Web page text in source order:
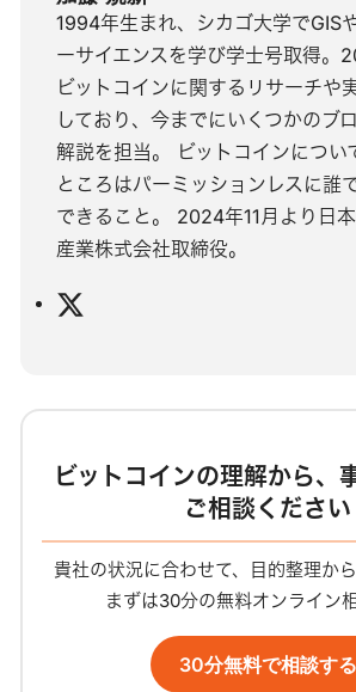
1994年生まれ、シカゴ大学でGIS
ーサイエンスを学び学士号取得。
ビットコインに関するリサーチや
しており、今までにいくつかのブ
解説を担当。 ビットコインについ
ところはパーミッションレスに誰
できること。 2024年11月より日
産業株式会社取締役。
ビットコインの理解から、
ご相談ください
貴社の状況に合わせて、目的整理から
まずは30分の無料オンライン
30分無料で相談する